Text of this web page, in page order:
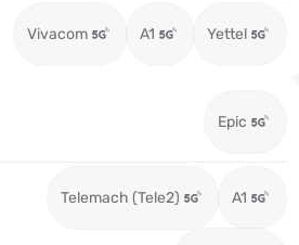
Vivacom A1 Yettel
Epic
Telemach (Tele2) A1